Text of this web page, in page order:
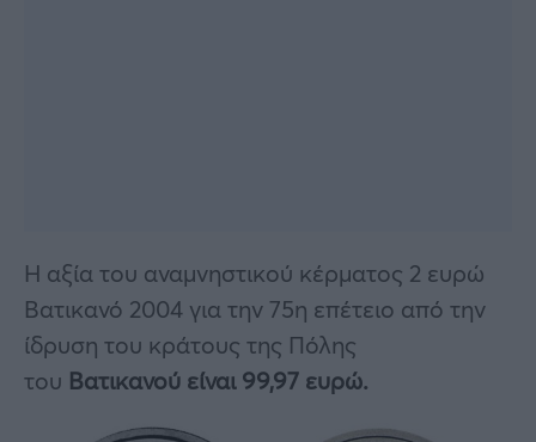
Η αξία του αναμνηστικού κέρματος 2 ευρώ
Βατικανό 2004 για την 75η επέτειο από την
ίδρυση του κράτους της Πόλης
του Βατικανού είναι 99,97 ευρώ.